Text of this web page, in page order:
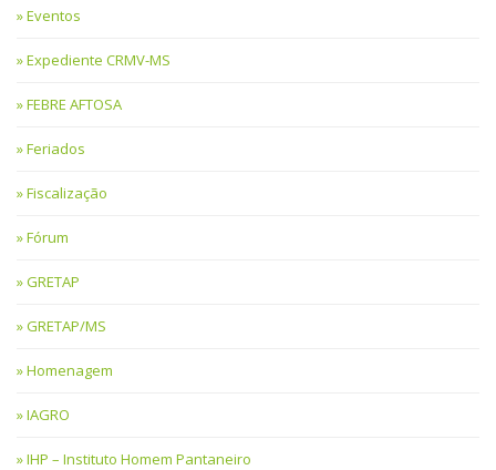
Eventos
Expediente CRMV-MS
FEBRE AFTOSA
Feriados
Fiscalização
Fórum
GRETAP
GRETAP/MS
Homenagem
IAGRO
IHP – Instituto Homem Pantaneiro